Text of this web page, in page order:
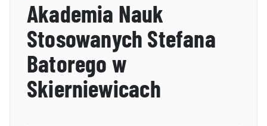
METODOLOGIA
GALERIA
Akademia Nauk
Stosowanych Stefana
Batorego w
Skierniewicach